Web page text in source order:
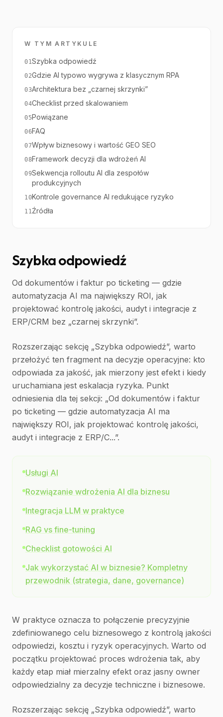
W TYM ARTYKULE
01Szybka odpowiedź
02Gdzie AI typowo wygrywa z klasycznym RPA
03Architektura bez „czarnej skrzynki”
04Checklist przed skalowaniem
05Powiązane
06FAQ
07Wpływ biznesowy i wartość GEO SEO
08Framework decyzji dla wdrożeń AI
09Sekwencja rolloutu AI dla zespołów
produkcyjnych
10Kontrole governance AI redukujące ryzyko
11Źródła
Szybka odpowiedź
Od dokumentów i faktur po ticketing — gdzie
automatyzacja AI ma największy ROI, jak
projektować kontrolę jakości, audyt i integracje z
ERP/CRM bez „czarnej skrzynki”.
Rozszerzając sekcję „Szybka odpowiedź”, warto
przełożyć ten fragment na decyzje operacyjne: kto
odpowiada za jakość, jak mierzony jest efekt i kiedy
uruchamiana jest eskalacja ryzyka. Punkt
odniesienia dla tej sekcji: „Od dokumentów i faktur
po ticketing — gdzie automatyzacja AI ma
największy ROI, jak projektować kontrolę jakości,
audyt i integracje z ERP/C...”.
Usługi AI
Rozwiązanie wdrożenia AI dla biznesu
Integracja LLM w praktyce
RAG vs fine-tuning
Checklist gotowości AI
Jak wykorzystać AI w biznesie? Kompletny
przewodnik (strategia, dane, governance)
W praktyce oznacza to połączenie precyzyjnie
zdefiniowanego celu biznesowego z kontrolą jakości
odpowiedzi, kosztu i ryzyk operacyjnych. Warto od
początku projektować proces wdrożenia tak, aby
każdy etap miał mierzalny efekt oraz jasny owner
odpowiedzialny za decyzje techniczne i biznesowe.
Rozszerzając sekcję „Szybka odpowiedź”, warto